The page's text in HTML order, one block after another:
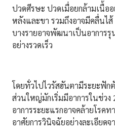
ปวดศีรษะ ปวดเมื่อยกล้ามเนื้อ
หลังและขา รวมถึงอาจมีคลื่นไ
บางรายอาจพัฒนาเป็นอาการรุ
อย่างรวดเร็ว
โดยทั่วไปไวรัสฮันตามีระยะฟั
ส่วนใหญ่มักเริ่มมีอาการในช่วง
อาการระยะแรกอาจคล้ายโรค
อาศัยการวินิจฉัยอย่างละเอียด